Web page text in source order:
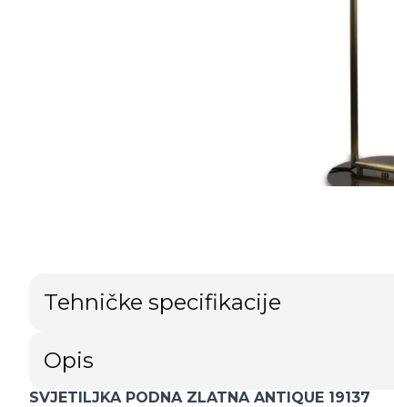
Tehničke specifikacije
Opis
SVJETILJKA PODNA ZLATNA ANTIQUE 19137